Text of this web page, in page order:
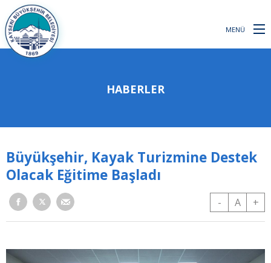
MENÜ
HABERLER
Büyükşehir, Kayak Turizmine Destek
Olacak Eğitime Başladı
- A +